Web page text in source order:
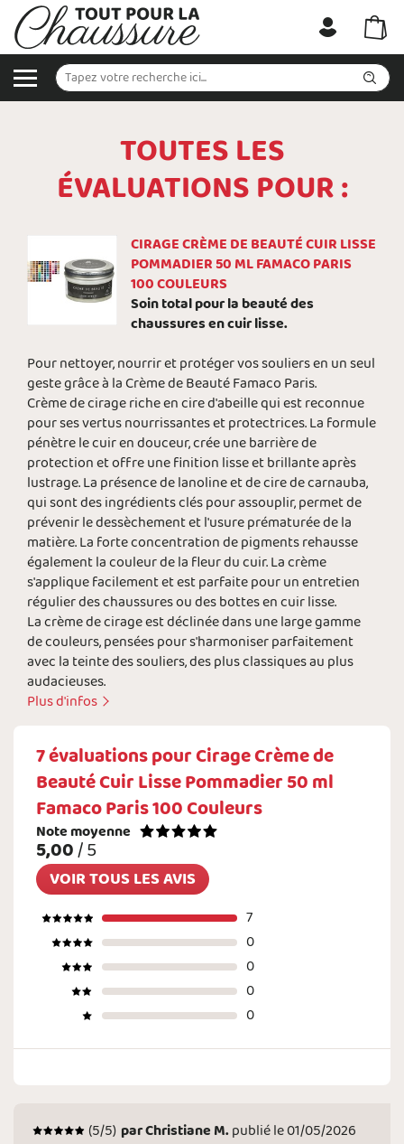
TOUTES LES
ÉVALUATIONS POUR :
CIRAGE CRÈME DE BEAUTÉ CUIR LISSE
POMMADIER 50 ML FAMACO PARIS
100 COULEURS
Soin total pour la beauté des
chaussures en cuir lisse.
Pour nettoyer, nourrir et protéger vos souliers en un seul
geste grâce à la Crème de Beauté Famaco Paris.
Crème de cirage riche en cire d'abeille qui est reconnue
pour ses vertus nourrissantes et protectrices. La formule
pénètre le cuir en douceur, crée une barrière de
protection et offre une finition lisse et brillante après
lustrage. La présence de lanoline et de cire de carnauba,
qui sont des ingrédients clés pour assouplir, permet de
prévenir le dessèchement et l'usure prématurée de la
matière. La forte concentration de pigments rehausse
également la couleur de la fleur du cuir. La crème
s'applique facilement et est parfaite pour un entretien
régulier des chaussures ou des bottes en cuir lisse.
La crème de cirage est déclinée dans une large gamme
de couleurs, pensées pour s'harmoniser parfaitement
avec la teinte des souliers, des plus classiques au plus
audacieuses.
Plus d'infos
7évaluations pourCirage Crème de
Beauté Cuir Lisse Pommadier 50 ml
Famaco Paris 100 Couleurs
Note moyenne
5,00/ 5
VOIR TOUS LES AVIS
7
0
0
0
0
parChristiane M.publié le 01/05/2026
(5/5)